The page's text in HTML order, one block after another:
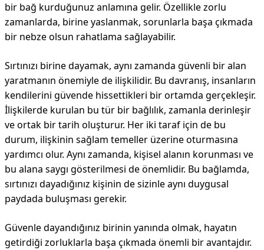
bir bağ kurduğunuz anlamına gelir. Özellikle zorlu
zamanlarda, birine yaslanmak, sorunlarla başa çıkmada
bir nebze olsun rahatlama sağlayabilir.
Sırtınızı birine dayamak, aynı zamanda güvenli bir alan
yaratmanın önemiyle de ilişkilidir. Bu davranış, insanların
kendilerini güvende hissettikleri bir ortamda gerçekleşir.
İlişkilerde kurulan bu tür bir bağlılık, zamanla derinleşir
ve ortak bir tarih oluşturur. Her iki taraf için de bu
durum, ilişkinin sağlam temeller üzerine oturmasına
yardımcı olur. Aynı zamanda, kişisel alanın korunması ve
bu alana saygı gösterilmesi de önemlidir. Bu bağlamda,
sırtınızı dayadığınız kişinin de sizinle aynı duygusal
paydada buluşması gerekir.
Güvenle dayandığınız birinin yanında olmak, hayatın
getirdiği zorluklarla başa çıkmada önemli bir avantajdır.